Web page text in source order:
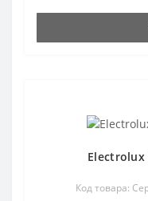
Electrolux
Код товара: